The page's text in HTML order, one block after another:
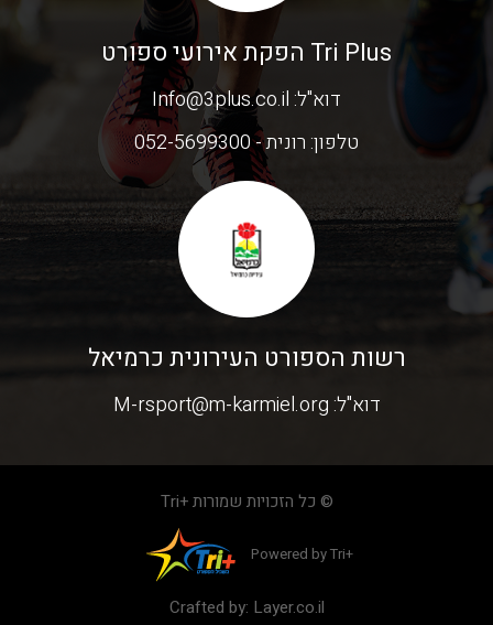
Tri Plus הפקת אירועי ספורט
דוא"ל: Info@3plus.co.il
טלפון: רונית - 052-5699300
רשות הספורט העירונית כרמיאל
דוא"ל: M-rsport@m-karmiel.org
© כל הזכויות שמורות +Tri
Powered by Tri+
Crafted by: Layer.co.il